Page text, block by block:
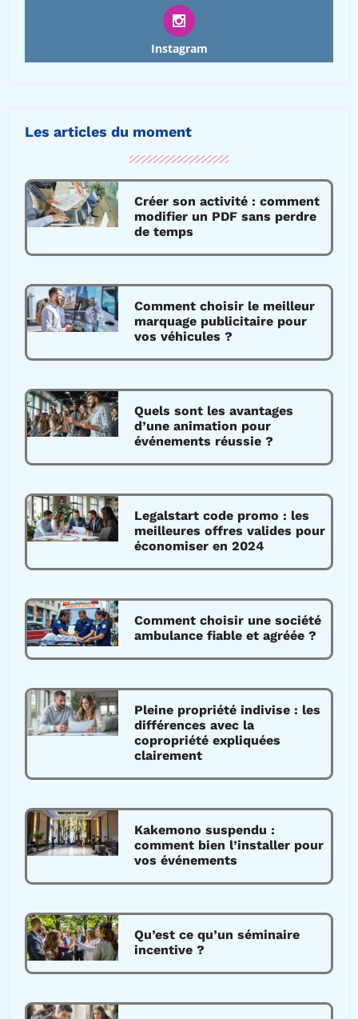
Instagram
Les articles du moment
Créer son activité : comment
modifier un PDF sans perdre
de temps
Comment choisir le meilleur
marquage publicitaire pour
vos véhicules ?
Quels sont les avantages
d’une animation pour
événements réussie ?
Legalstart code promo : les
meilleures offres valides pour
économiser en 2024
Comment choisir une société
ambulance fiable et agréée ?
Pleine propriété indivise : les
différences avec la
copropriété expliquées
clairement
Kakemono suspendu :
comment bien l’installer pour
vos événements
Qu’est ce qu’un séminaire
incentive ?